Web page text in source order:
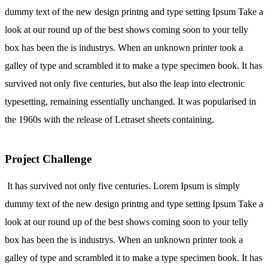
dummy text of the new design printng and type setting Ipsum Take a
look at our round up of the best shows coming soon to your telly
box has been the is industrys. When an unknown printer took a
galley of type and scrambled it to make a type specimen book. It has
survived not only five centuries, but also the leap into electronic
typesetting, remaining essentially unchanged. It was popularised in
the 1960s with the release of Letraset sheets containing.
Project Challenge
It has survived not only five centuries. Lorem Ipsum is simply
dummy text of the new design printng and type setting Ipsum Take a
look at our round up of the best shows coming soon to your telly
box has been the is industrys. When an unknown printer took a
galley of type and scrambled it to make a type specimen book. It has